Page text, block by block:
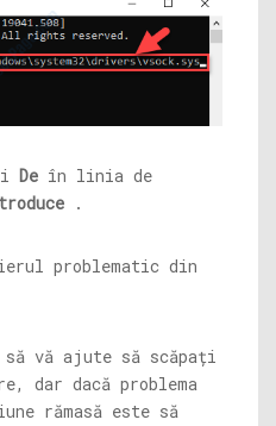
De în linia de
.
problematic din
vă ajute să scăpați
dar dacă problema
rămasă este să